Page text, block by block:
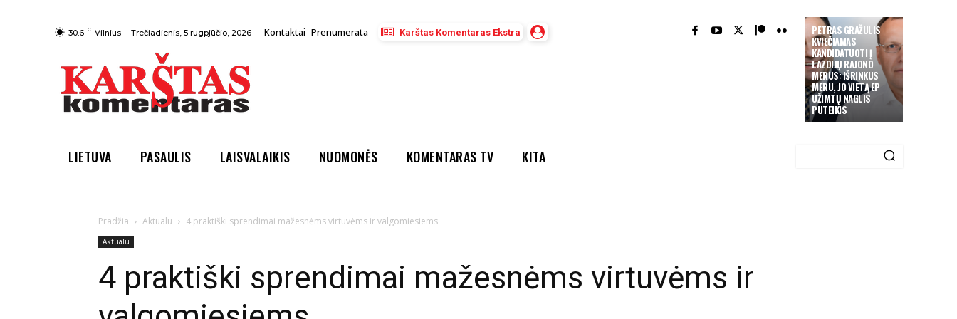
PETRAS GRAŽULIS
KVIEČIAMAS
KANDIDATUOTI Į
LAZDIJŲ RAJONO
MERUS: IŠRINKUS
MERU, JO VIETĄ EP
UŽIMTŲ NAGLIS
PUTEIKIS
30.6 C Vilnius Trečiadienis, 5 rugpjūčio, 2026 Kontaktai Prenumerata Karštas Komentaras Ekstra
LIETUVA PASAULIS LAISVALAIKIS NUOMONĖS KOMENTARAS TV KITA
Pradžia Aktualu 4 praktiški sprendimai mažesnėms virtuvėms ir valgomiesiems
Aktualu
4 praktiški sprendimai mažesnėms virtuvėms ir